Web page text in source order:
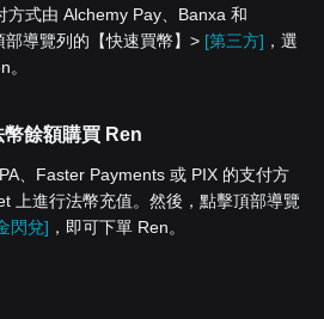
方式由 Alchemy Pay、Banxa 和
導覽列的【快速買幣】> [第三方] ，選
餘額購買 Ren
、Faster Payments 或 PIX 的支付方
上進行法幣充值。然後，點擊頂部導覽
閃兌] ，即可下單 Ren。